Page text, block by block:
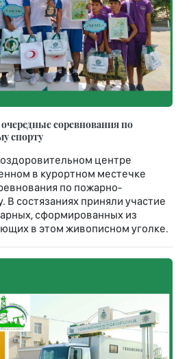
соревнования по
спорту
центре
в курортном местечке
по пожарно-
В состязаниях приняли участие
сформированных из
в этом живописном уголке.